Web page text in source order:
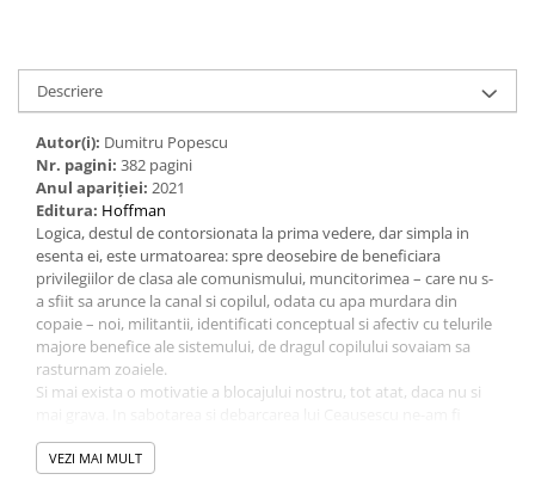
Descriere
Autor(i): Dumitru Popescu
Nr. pagini: 382 pagini
Anul apariției: 2021
Editura: Hoffman
Logica, destul de contorsionata la prima vedere, dar simpla in
esenta ei, este urmatoarea: spre deosebire de beneficiara
privilegiilor de clasa ale comunismului, muncitorimea – care nu s-
a sfiit sa arunce la canal si copilul, odata cu apa murdara din
copaie – noi, militantii, identificati conceptual si afectiv cu telurile
majore benefice ale sistemului, de dragul copilului sovaiam sa
rasturnam zoaiele.
Si mai exista o motivatie a blocajului nostru, tot atat, daca nu si
intalnit, cot la cot, uniti de o fatalitate detestabila, capatand
aspectul fraternitatii, cu URSS. Cine putea risca dintre noi o
VEZI MAI MULT